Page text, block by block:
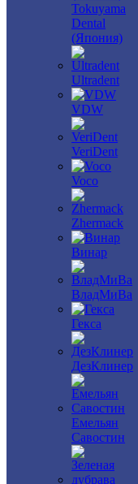
Tokuyama
Dental
(Япония)
Ultradent
VDW
VeriDent
Voco
Zhermack
Винар
ВладМиВа
Гекса
ДезКлинер
Емельян
Савостин